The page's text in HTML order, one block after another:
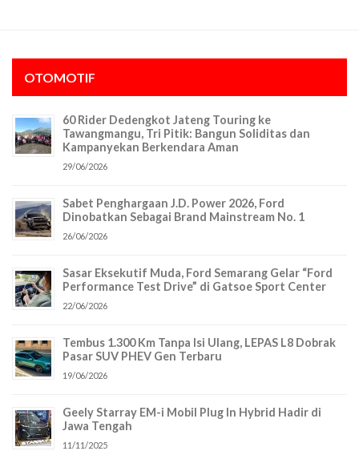
OTOMOTIF
60 Rider Dedengkot Jateng Touring ke
Tawangmangu, Tri Pitik: Bangun Soliditas dan
Kampanyekan Berkendara Aman
29/06/2026
Sabet Penghargaan J.D. Power 2026, Ford
Dinobatkan Sebagai Brand Mainstream No. 1
26/06/2026
Sasar Eksekutif Muda, Ford Semarang Gelar “Ford
Performance Test Drive” di Gatsoe Sport Center
22/06/2026
Tembus 1.300 Km Tanpa Isi Ulang, LEPAS L8 Dobrak
Pasar SUV PHEV Gen Terbaru
19/06/2026
Geely Starray EM-i Mobil Plug In Hybrid Hadir di
Jawa Tengah
11/11/2025